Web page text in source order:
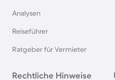
Bauernhofurlaub in
Bauernhofurlaub in
Analysen
Reiseführer
Ratgeber für Vermieter
Rechtliche Hinweise